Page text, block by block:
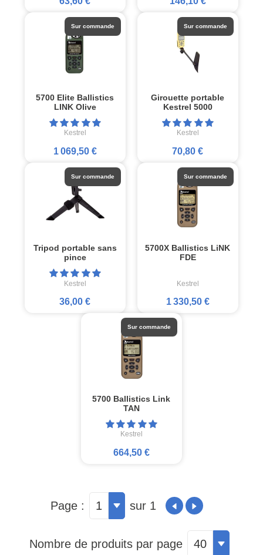
5700 Elite Ballistics
LINK Olive
Kestrel
1 069,50 €
Sur commande
Girouette portable
Kestrel 5000
Kestrel
70,80 €
Sur commande
Tripod portable sans
pince
Kestrel
36,00 €
Sur commande
5700X Ballistics LiNK
FDE
Kestrel
1 330,50 €
Sur commande
5700 Ballistics Link
TAN
Kestrel
664,50 €
Sur commande
Page : 1 sur 1
Nombre de produits par page 40